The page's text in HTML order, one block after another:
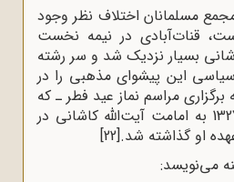
مسلمانان اختلاف نظر وجود
قنات‌آبادی در نیمه نخست
کاشانی بسیار نزدیک شد و سر رشته
این پیشوای مذهبی را در
مراسم نماز عید فطر ـ که
در شانزدهم مردادماه 1327 به امامت آیت‌الله کاشانی در
او گذاشته شد.[22]
می‌نویسد: